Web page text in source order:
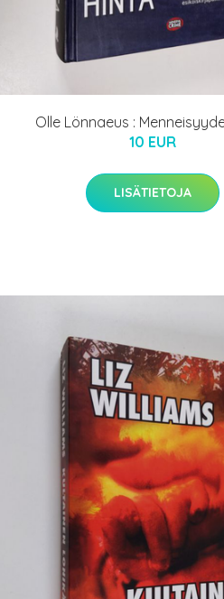
Olle Lönnaeus :
10 EUR
LISÄTIETOJA